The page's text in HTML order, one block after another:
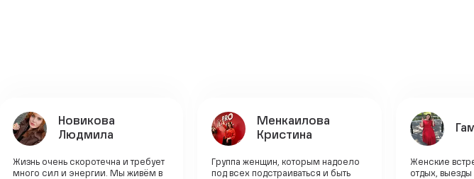
Новикова
Людмила
Жизнь очень скоротечна и требует
много сил и энергии. Мы живём в
Менкаилова
Кристина
Группа женщин, которым надоело
под всех подстраиваться и быть
Женские
отдых, выезды